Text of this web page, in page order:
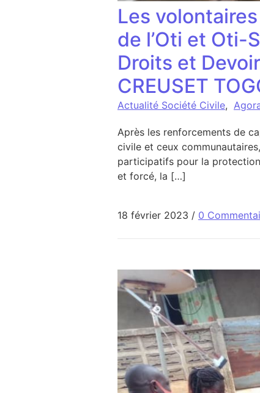
Les
de l’Oti et Oti-
Droits et
CREUSET
Actualité Société Civile,
Après les renforcements de
civile et ceux
participatifs pour la
et forcé, la […]
18 février 2023 / 0